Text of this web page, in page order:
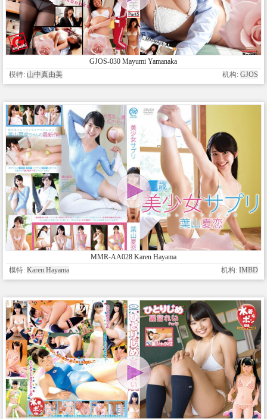
GJOS-030 Mayumi Yamanaka
模特: 山中真由美 机构: GJOS
MMR-AA028 Karen Hayama
模特: Karen Hayama 机构: IMBD